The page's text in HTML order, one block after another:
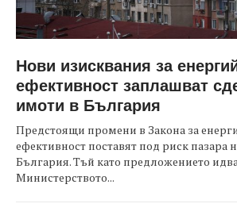
Нови изисквания за
ефективност заплашват
имоти в България
Предстоящи промени в Закона за
ефективност поставят под риск пазара
България. Тъй като предложението
Министерството...